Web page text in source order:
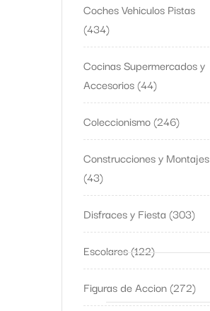
Coches Vehiculos Pistas
434
Cocinas Supermercados y
Accesorios 44
Coleccionismo 246
Construcciones y Montajes
43
Disfraces y Fiesta 303
Escolares 122
Figuras de Accion 272